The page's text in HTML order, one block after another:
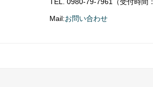
Mail:お問い合わせ